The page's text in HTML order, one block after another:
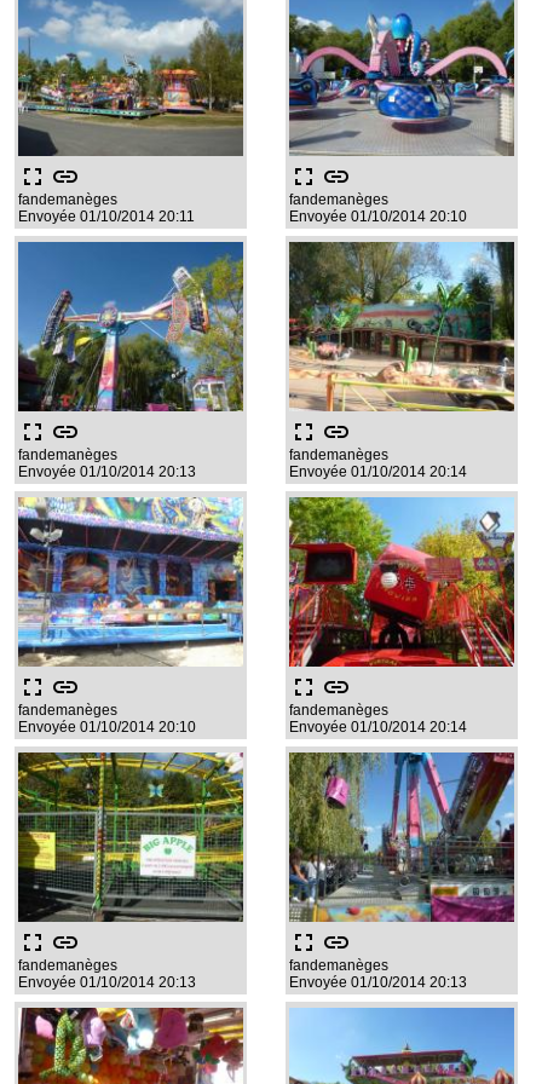
fullscreen link
fandemanèges
Envoyée 01/10/2014 20:11
fullscreen link
fandemanèges
Envoyée 01/10/2014 20:10
fullscreen link
fandemanèges
Envoyée 01/10/2014 20:13
fullscreen link
fandemanèges
Envoyée 01/10/2014 20:14
fullscreen link
fandemanèges
Envoyée 01/10/2014 20:10
fullscreen link
fandemanèges
Envoyée 01/10/2014 20:14
fullscreen link
fandemanèges
Envoyée 01/10/2014 20:13
fullscreen link
fandemanèges
Envoyée 01/10/2014 20:13